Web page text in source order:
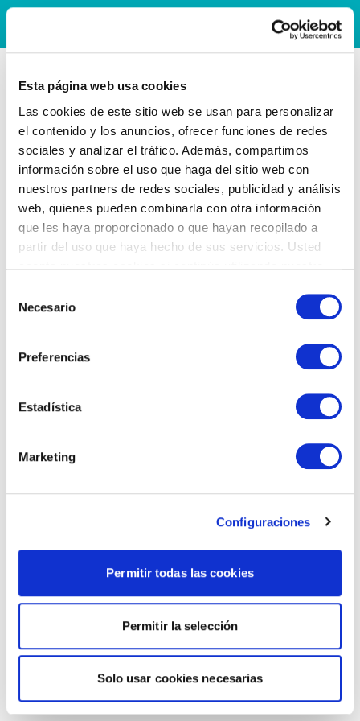
Esta página web usa cookies
Las cookies de este sitio web se usan para personalizar
el contenido y los anuncios, ofrecer funciones de redes
sociales y analizar el tráfico. Además, compartimos
información sobre el uso que haga del sitio web con
nuestros partners de redes sociales, publicidad y análisis
web, quienes pueden combinarla con otra información
que les haya proporcionado o que hayan recopilado a
partir del uso que haya hecho de sus servicios. Usted
Necesario
Preferencias
Estadística
Marketing
Configuraciones
Permitir todas las cookies
Permitir la selección
Solo usar cookies necesarias